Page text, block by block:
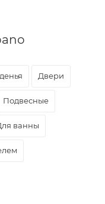
Двери
Подвесные
ванны